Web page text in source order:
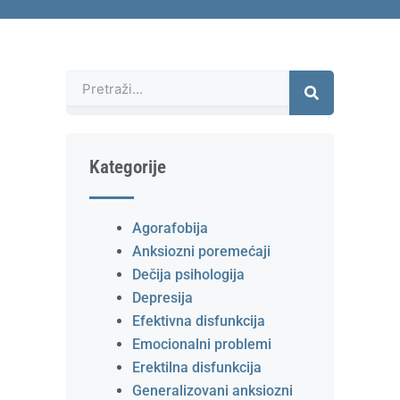
Претрага
Kategorije
Agorafobija
Anksiozni poremećaji
Dečija psihologija
Depresija
Efektivna disfunkcija
Emocionalni problemi
Erektilna disfunkcija
Generalizovani anksiozni